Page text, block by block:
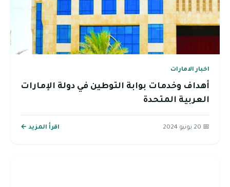
اخبار الامارات
أهداف وخدمات بوابة التوطين في دولة الإمارات
العربية المتحدة
📅 20 يونيو 2024 اقرأ المزيد ←